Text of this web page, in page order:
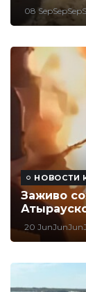
08
НОВОСТИ
Заживо
20